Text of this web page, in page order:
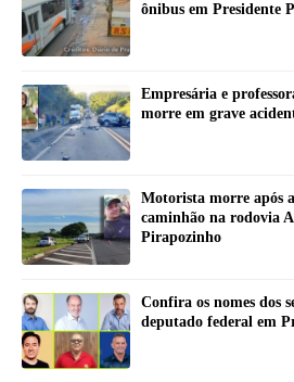
ônibus em Presidente
Empresária e
morre em grave
Motorista morre após
caminhão na rodovia
Pirapozinho
Confira os nomes dos
deputado federal em